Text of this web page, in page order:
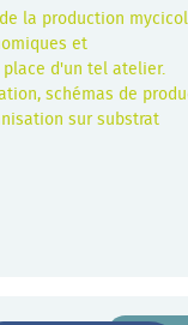
la production
et
d'un tel atelier.
schémas de
sur substrat